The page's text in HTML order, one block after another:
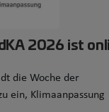
2026 ist
die Woche der
ein, Klimaanpassung